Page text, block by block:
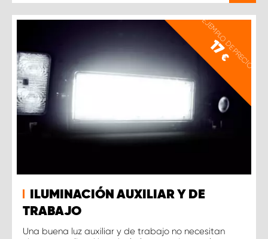
EJEMPLO DE PRECIO
17
€
ILUMINACIÓN AUXILIAR Y DE
TRABAJO
Una buena luz auxiliar y de trabajo no necesitan